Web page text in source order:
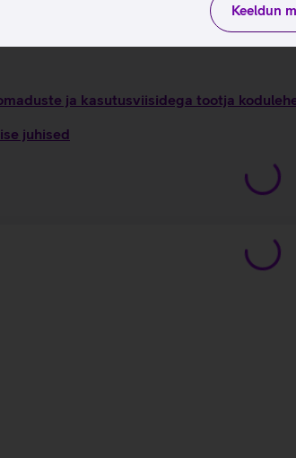
Keeldun
ja kasutusviisidega tootja
juhised